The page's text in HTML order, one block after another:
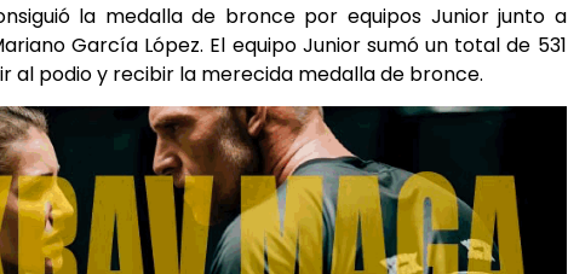
la medalla de bronce por equipos Junior junto a
García López. El equipo Junior sumó un total de 531
al podio y recibir la merecida medalla de bronce.